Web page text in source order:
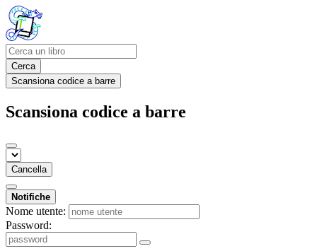
Cerca
Scansiona codice a barre
Scansiona codice a barre
Cancella
Notifiche
Nome utente:
Password: